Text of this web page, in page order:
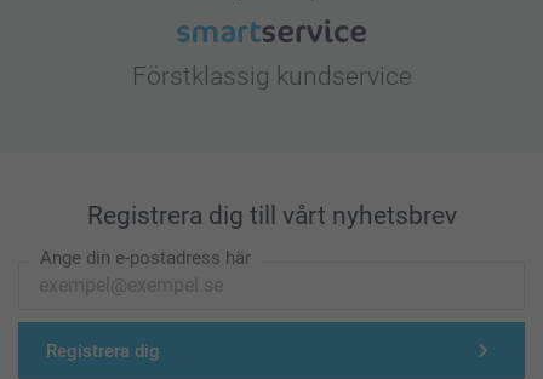
Förstklassig kundservice
Registrera dig till vårt nyhetsbrev
Ange din e-postadress här
Registrera dig